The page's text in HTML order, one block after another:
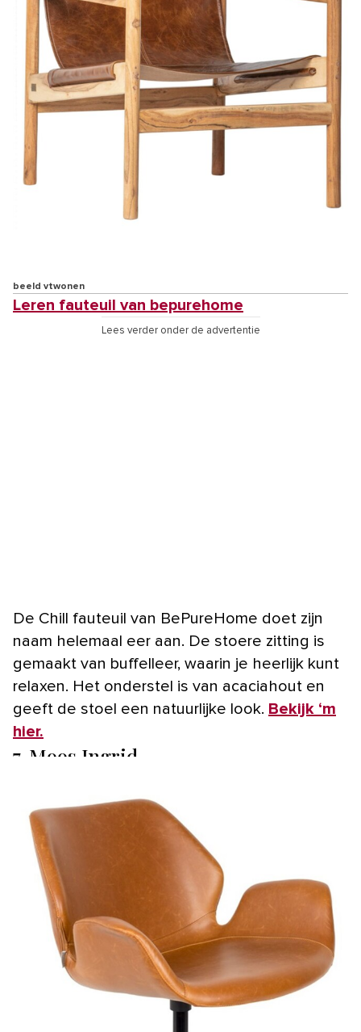
beeld vtwonen
Leren fauteuil van bepurehome
Lees verder onder de advertentie
De Chill fauteuil van BePureHome doet zijn
naam helemaal eer aan. De stoere zitting is
gemaakt van buffelleer, waarin je heerlijk kunt
relaxen. Het onderstel is van acaciahout en
geeft de stoel een natuurlijke look. Bekijk ‘m
hier.
7. Moos Ingrid